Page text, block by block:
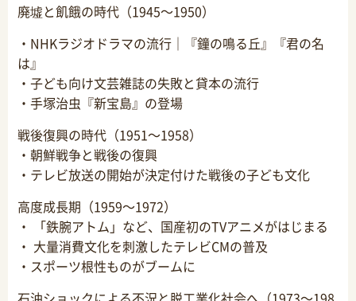
廃墟と飢餓の時代（1945～1950）
・NHKラジオドラマの流行｜『鐘の鳴る丘』『君の名
は』
・子ども向け文芸雑誌の失敗と貸本の流行
・手塚治虫『新宝島』の登場
戦後復興の時代（1951～1958）
・朝鮮戦争と戦後の復興
・テレビ放送の開始が決定付けた戦後の子ども文化
高度成長期（1959～1972）
・ 「鉄腕アトム」など、国産初のTVアニメがはじまる
・ 大量消費文化を刺激したテレビCMの普及
・スポーツ根性ものがブームに